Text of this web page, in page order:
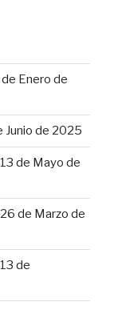
Enero de
Junio de 2025
de Mayo de
de Marzo de
de